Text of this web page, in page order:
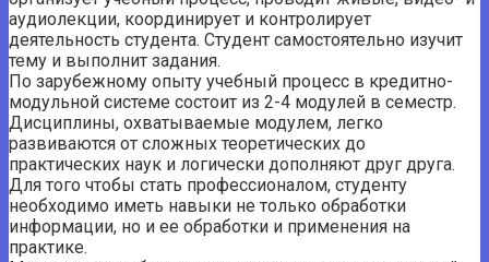
аудиолекции, координирует и контролирует
деятельность студента. Студент самостоятельно изучит
тему и выполнит задания.
По зарубежному опыту учебный процесс в кредитно-
модульной системе состоит из 2-4 модулей в семестр.
Дисциплины, охватываемые модулем, легко
развиваются от сложных теоретических до
практических наук и логически дополняют друг друга.
Для того чтобы стать профессионалом, студенту
необходимо иметь навыки не только обработки
информации, но и ее обработки и применения на
практике.